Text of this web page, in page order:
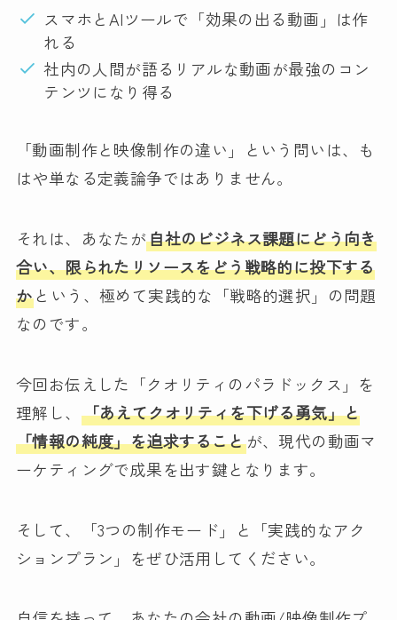
スマホとAIツールで「効果の出る動画」は作
れる
社内の人間が語るリアルな動画が最強のコン
テンツになり得る
「動画制作と映像制作の違い」という問いは、も
はや単なる定義論争ではありません。
それは、あなたが自社のビジネス課題にどう向き
合い、限られたリソースをどう戦略的に投下する
か という、極めて実践的な「戦略的選択」の問題
なのです。
今回お伝えした「クオリティのパラドックス」を
理解し、 「あえてクオリティを下げる勇気」と
「情報の純度」を追求することが、現代の動画マ
ーケティングで成果を出す鍵となります。
そして、「3つの制作モード」と「実践的なアク
ションプラン」をぜひ活用してください。